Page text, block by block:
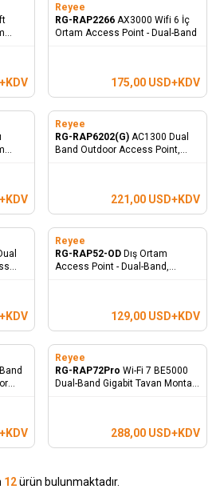
Reyee
RG-RAP2266 AX3000 Wifi 6 İç
Ortam Access Point - Dual-Band
175,00 USD+KDV
Reyee
RG-RAP6202(G) AC1300 Dual
Band Outdoor Access Point,
221,00 USD+KDV
Reyee
RG-RAP52-OD Dış Ortam
Access Point - Dual-Band,
129,00 USD+KDV
Reyee
RG-RAP72Pro Wi-Fi 7 BE5000
Dual-Band Gigabit Tavan Montaj
288,00 USD+KDV
12ürün bulunmaktadır.